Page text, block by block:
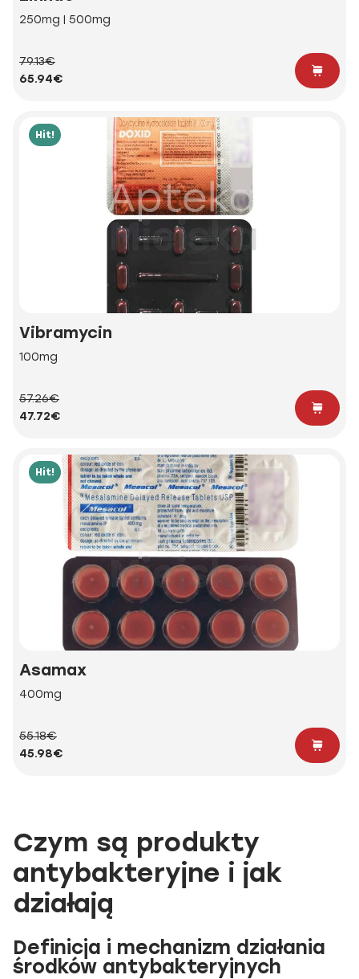
250mg | 500mg
79.13€
65.94€
Hit!
Vibramycin
100mg
57.26€
47.72€
Hit!
Asamax
400mg
55.18€
45.98€
Czym są produkty
antybakteryjne i jak
działają
Definicja i mechanizm działania
środków antybakteryjnych